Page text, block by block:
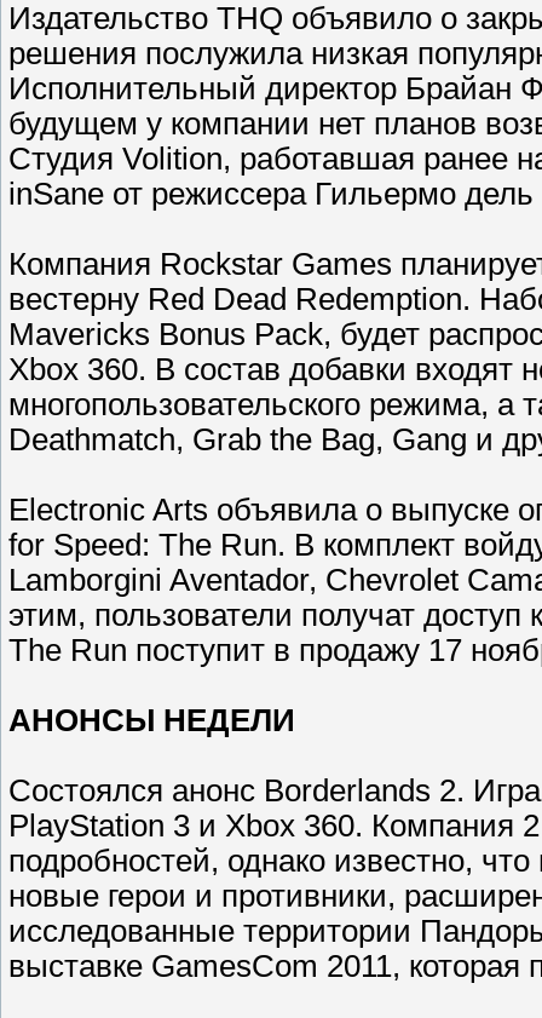
Издательство THQ объявило о
решения послужила низкая
Исполнительный директор Брайан
будущем у компании нет планов
Студия Volition, работавшая ранее
inSane от режиссера Гильермо дель
Компания Rockstar Games
вестерну Red Dead Redemption.
Mavericks Bonus Pack, будет
Xbox 360. В состав добавки входят
многопользовательского режима,
Deathmatch, Grab the Bag, Gang и
Electronic Arts объявила о выпуске
for Speed: The Run. В комплект
Lamborgini Aventador, Chevrolet
этим, пользователи получат
The Run поступит в продажу 17
АНОНСЫ НЕДЕЛИ
Состоялся анонс Borderlands 2.
PlayStation 3 и Xbox 360. Компания
подробностей, однако известно,
новые герои и противники,
исследованные территории
выставке GamesCom 2011, которая